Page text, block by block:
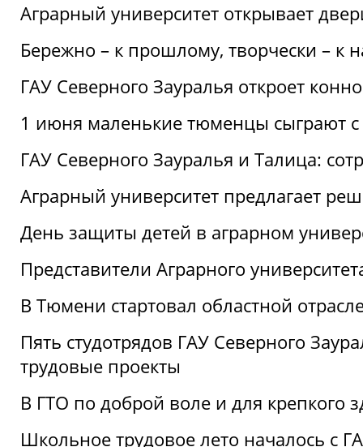
Аграрный университет открывает
Бережно – к прошлому, творчески – к
ГАУ Северного Зауралья откроет
1 июня маленькие тюменцы сыграют с
ГАУ Северного Зауралья и Талица:
Аграрный университет предлагает
День защиты детей в аграрном
Представители Аграрного
В Тюмени стартовал областной
Пять студотрядов ГАУ Северного
трудовые проекты
В ГТО по доброй воле и для крепкого
Школьное трудовое лето началось с